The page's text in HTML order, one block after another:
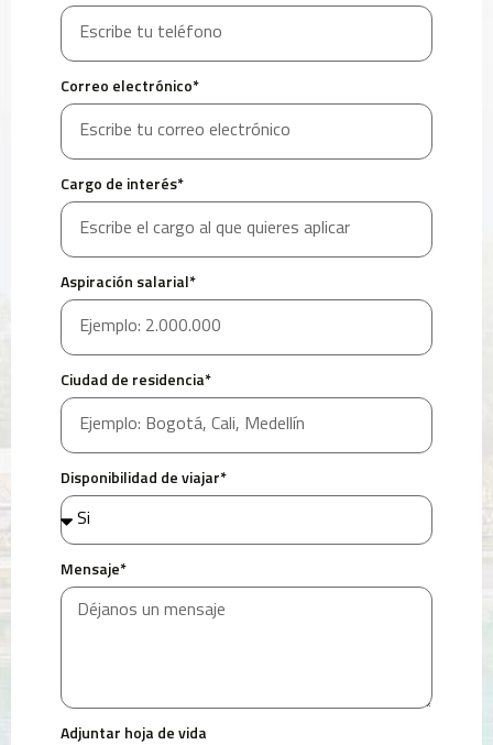
Correo electrónico*
Cargo de interés*
Aspiración salarial*
Ciudad de residencia*
Disponibilidad de viajar*
Mensaje*
Adjuntar hoja de vida